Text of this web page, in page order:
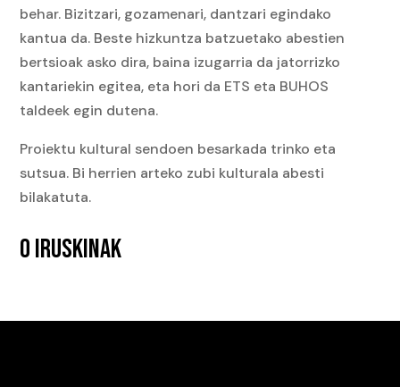
behar. Bizitzari, gozamenari, dantzari egindako
kantua da. Beste hizkuntza batzuetako abestien
bertsioak asko dira, baina izugarria da jatorrizko
kantariekin egitea, eta hori da ETS eta BUHOS
taldeek egin dutena.
Proiektu kultural sendoen besarkada trinko eta
sutsua. Bi herrien arteko zubi kulturala abesti
bilakatuta.
0 IRUSKINAK